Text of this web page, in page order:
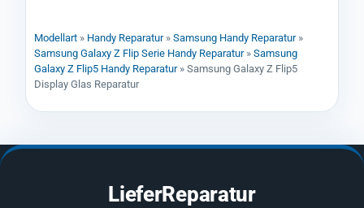
Modellart » Handy Reparatur» Samsung Handy Reparatur»
Samsung Galaxy Z Flip Serie Handy Reparatur» Samsung
Galaxy Z Flip5 Handy Reparatur» Samsung Galaxy Z Flip5
Display Glas Reparatur
LieferReparatur